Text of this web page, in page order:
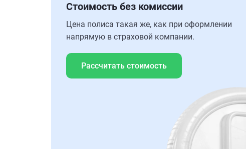
Стоимость без комиссии
Цена полиса такая же, как при оформлении
напрямую в страховой компании.
Рассчитать стоимость